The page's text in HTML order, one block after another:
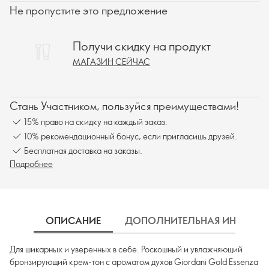
Не пропустите это предложение
Получи скидку на продукт
МАГАЗИН СЕЙЧАС
Стань Участником, пользуйся преимуществами!
15% право на скидку на каждый заказ.
10% рекомендационный бонус, если пригласишь друзей.
Бесплатная доставка на заказы.
Подробнее
ОПИСАНИЕ ДОПОЛНИТЕЛЬНАЯ
Для шикарных и уверенных в себе. Роскошный и увлажняющий
бронзирующий крем-тон с ароматом духов Giordani Gold Essenza